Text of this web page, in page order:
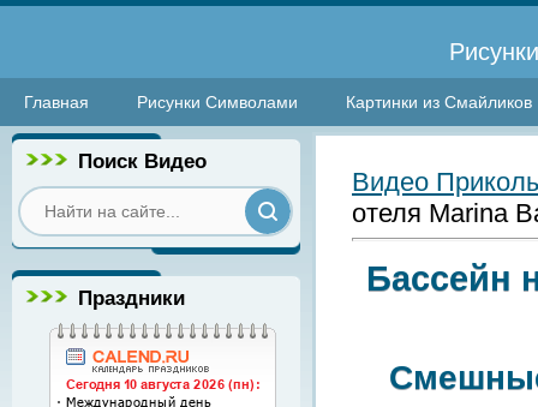
Главная Рисунки Символами Картинки из Смайликов
Поиск Видео
Праздники
Видео
отеля Marina
Бассейн